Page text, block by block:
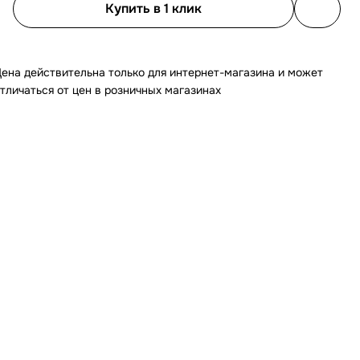
Купить в 1 клик
действительна только для интернет-магазина и может
от цен в розничных магазинах